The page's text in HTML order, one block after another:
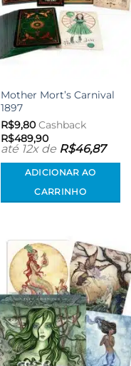
Mother Mort’s Carnival
1897
R$9,80Cashback
R$489,90
até 12x de R$46,87
ADICIONAR AO
CARRINHO
Adicionar
aos meus
desejos